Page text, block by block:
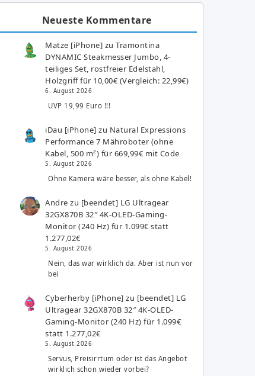
Neueste Kommentare
Matze [iPhone] zuTramontina
DYNAMIC Steakmesser Jumbo, 4-
teiliges Set, rostfreier Edelstahl,
Holzgriff für 10,00€ (Vergleich: 22,99€)
6. August 2026
UVP 19,99 Euro !!!
iDau [iPhone] zu Natural Expressions
Performance 7 Mähroboter (ohne
Kabel, 500 m²) für 669,99€ mit Code
5. August 2026
Ohne Kamera wäre besser, als ohne Kabel!
Andre zu [beendet] LG Ultragear
32GX870B 32″ 4K-OLED-Gaming-
Monitor (240 Hz) für 1.099€ statt
1.277,02€
5. August 2026
Nein, das war wirklich da. Aber ist nun vor
bei
Cyberherby [iPhone] zu [beendet] LG
Ultragear 32GX870B 32″ 4K-OLED-
Gaming-Monitor (240 Hz) für 1.099€
statt 1.277,02€
5. August 2026
Servus, Preisirrtum oder ist das Angebot
wirklich schon wieder vorbei?